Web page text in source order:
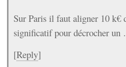
Sur Paris il faut aligner 10 k€
significatif pour décrocher
[Reply]